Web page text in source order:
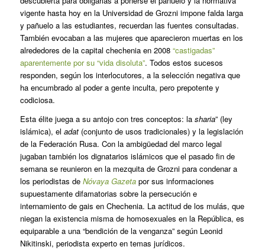
vigente hasta hoy en la Universidad de Grozni impone falda larga
y pañuelo a las estudiantes, recuerdan las fuentes consultadas.
También evocaban a las mujeres que aparecieron muertas en los
alrededores de la capital chechenia en 2008 “castigadas”
aparentemente por su “vida disoluta”. Todos estos sucesos
responden, según los interlocutores, a la selección negativa que
ha encumbrado al poder a gente inculta, pero prepotente y
codiciosa.
Esta élite juega a su antojo con tres conceptos: la sharia” (ley
islámica), el adat(conjunto de usos tradicionales) y la legislación
de la Federación Rusa. Con la ambigüedad del marco legal
jugaban también los dignatarios islámicos que el pasado fin de
semana se reunieron en la mezquita de Grozni para condenar a
los periodistas de Nóvaya Gazetapor sus informaciones
supuestamente difamatorias sobre la persecución e
internamiento de gais en Chechenia. La actitud de los mulás, que
niegan la existencia misma de homosexuales en la República, es
equiparable a una “bendición de la venganza” según Leonid
Nikitinski, periodista experto en temas jurídicos.